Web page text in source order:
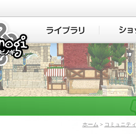
マビノギ
ホーム > コミュニティ